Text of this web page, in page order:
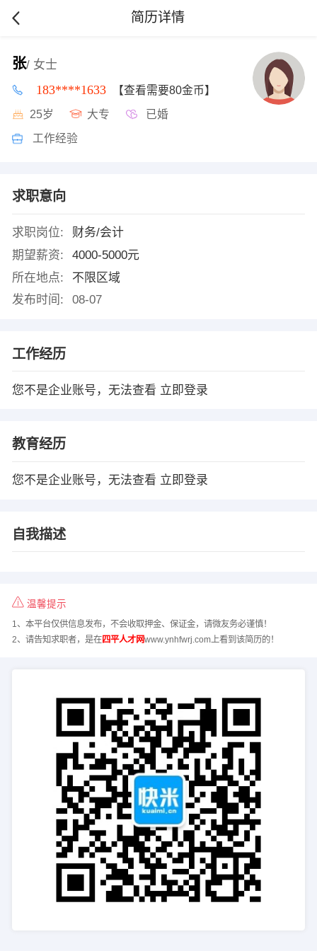
简历详情
张/ 女士
183****1633 【查看需要80金币】
25岁 大专 已婚
工作经验
求职意向
求职岗位:
财务/会计
期望薪资:
4000-5000元
所在地点:
不限区域
发布时间:
08-07
工作经历
您不是企业账号，无法查看 立即登录
教育经历
您不是企业账号，无法查看 立即登录
自我描述
温馨提示
1、本平台仅供信息发布，不会收取押金、保证金，请微友务必谨慎！
2、请告知求职者，是在四平人才网www.ynhfwrj.com上看到该简历的！